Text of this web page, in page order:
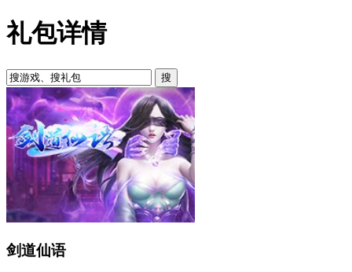
礼包详情
剑道仙语